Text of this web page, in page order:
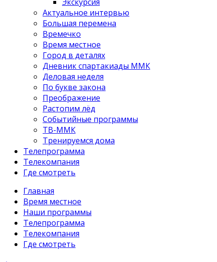
Актуальное интервью
Большая перемена
Времечко
Время местное
Город в деталях
Дневник спартакиады ММК
Деловая неделя
По букве закона
Преображение
Растопим лёд
Событийные программы
ТВ-ММК
Тренируемся дома
Телепрограмма
Телекомпания
Где смотреть
Главная
Время местное
Наши программы
Телепрограмма
Телекомпания
Где смотреть